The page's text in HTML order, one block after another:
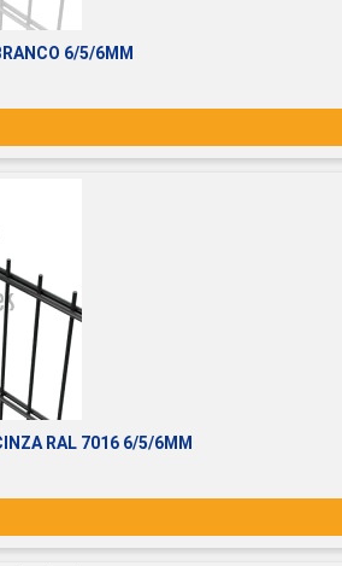
6/5/6MM
RAL 7016 6/5/6MM